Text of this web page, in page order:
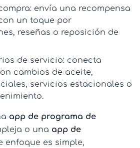
envía una recompensa
un toque por
reseñas o reposición de
de servicio: conecta
cambios de aceite,
servicios estacionales o
app de programa de
o una app de
enfoque es simple,